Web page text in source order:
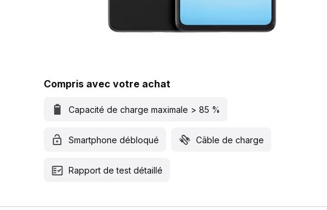
Compris avec votre achat
Capacité de charge maximale > 85 %
Smartphone débloqué Câble de charge
Rapport de test détaillé